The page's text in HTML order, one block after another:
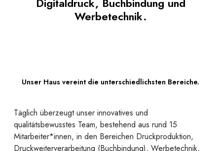
Werbetechnik.
Unser Haus vereint die unterschiedlichsten Bereiche.
Täglich überzeugt unser innovatives und
qualitätsbewusstes Team, bestehend aus rund 15
Mitarbeiter*innen, in den Bereichen Druckproduktion,
Druckweiterverarbeitung (Buchbindung), Werbetechnik,